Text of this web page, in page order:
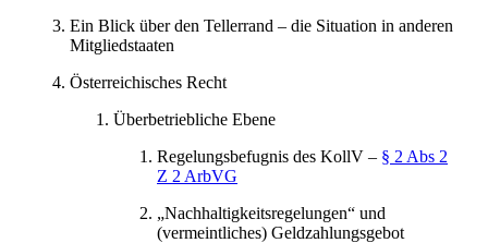
Ein Blick über den Tellerrand – die Situation in anderen
Mitgliedstaaten
Österreichisches Recht
Überbetriebliche Ebene
Regelungsbefugnis des KollV – § 2 Abs 2
Z 2 ArbVG
„Nachhaltigkeitsregelungen“ und
(vermeintliches) Geldzahlungsgebot